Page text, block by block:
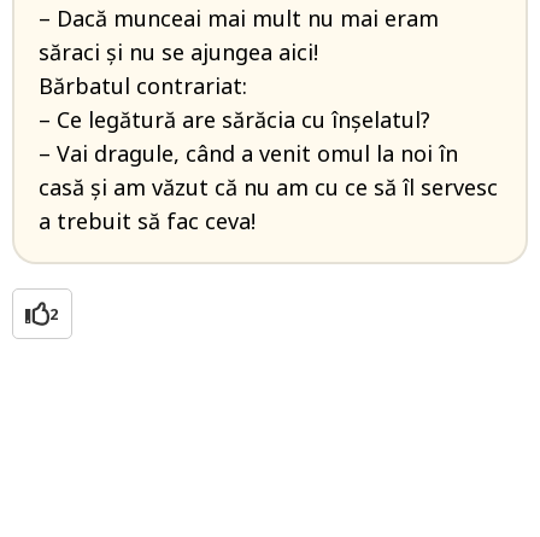
– Dacă munceai mai mult nu mai eram
săraci și nu se ajungea aici!
Bărbatul contrariat:
– Ce legătură are sărăcia cu înșelatul?
– Vai dragule, când a venit omul la noi în
casă și am văzut că nu am cu ce să îl servesc
a trebuit să fac ceva!
2